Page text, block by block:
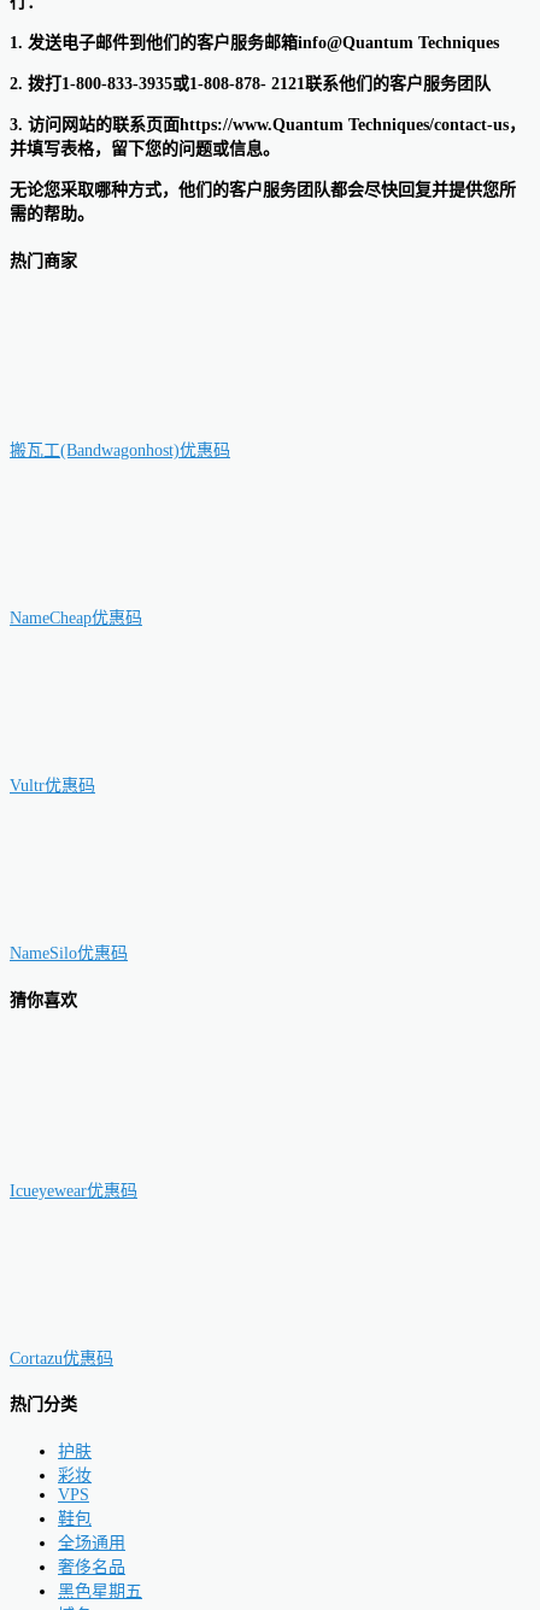
1. 发送电子邮件到他们的客户服务邮箱info@Quantum Techniques
2. 拨打1-800-833-3935或1-808-878- 2121联系他们的客户服务团队
3. 访问网站的联系页面https://www.Quantum Techniques/contact-us，
并填写表格，留下您的问题或信息。
无论您采取哪种方式，他们的客户服务团队都会尽快回复并提供您所
需的帮助。
热门商家
搬瓦工(Bandwagonhost)优惠码
NameCheap优惠码
Vultr优惠码
NameSilo优惠码
猜你喜欢
Icueyewear优惠码
Cortazu优惠码
热门分类
护肤
彩妆
VPS
鞋包
全场通用
奢侈名品
黑色星期五